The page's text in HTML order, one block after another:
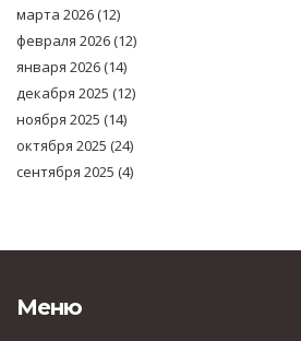
марта 2026(12)
февраля 2026(12)
января 2026(14)
декабря 2025 (12)
ноября 2025 (14)
октября 2025 (24)
сентября 2025 (4)
Меню